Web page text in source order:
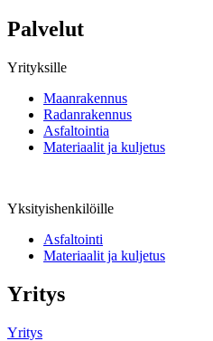
Palvelut
Yrityksille
Maanrakennus
Radanrakennus
Asfaltointia
Materiaalit ja kuljetus
Yksityishenkilöille
Asfaltointi
Materiaalit ja kuljetus
Yritys
Yritys